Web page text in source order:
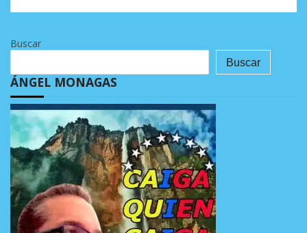
Buscar
Buscar
ÁNGEL MONAGAS